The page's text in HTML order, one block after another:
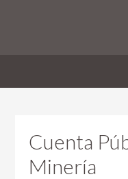
Cuenta
Minería